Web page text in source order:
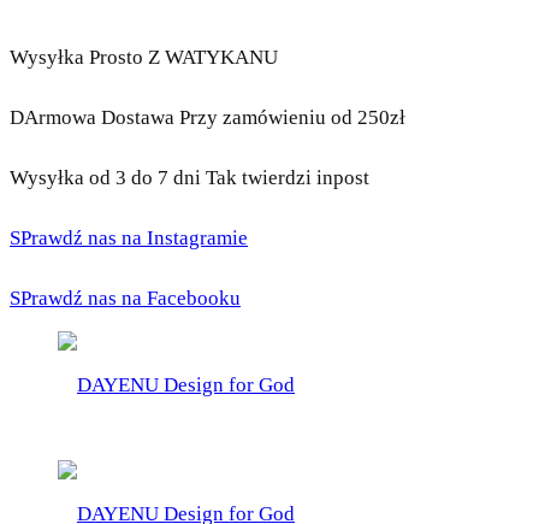
Wysyłka Prosto Z WATYKANU
DArmowa Dostawa Przy zamówieniu od 250zł
Wysyłka od 3 do 7 dni Tak twierdzi inpost
SPrawdź nas na Instagramie
SPrawdź nas na Facebooku